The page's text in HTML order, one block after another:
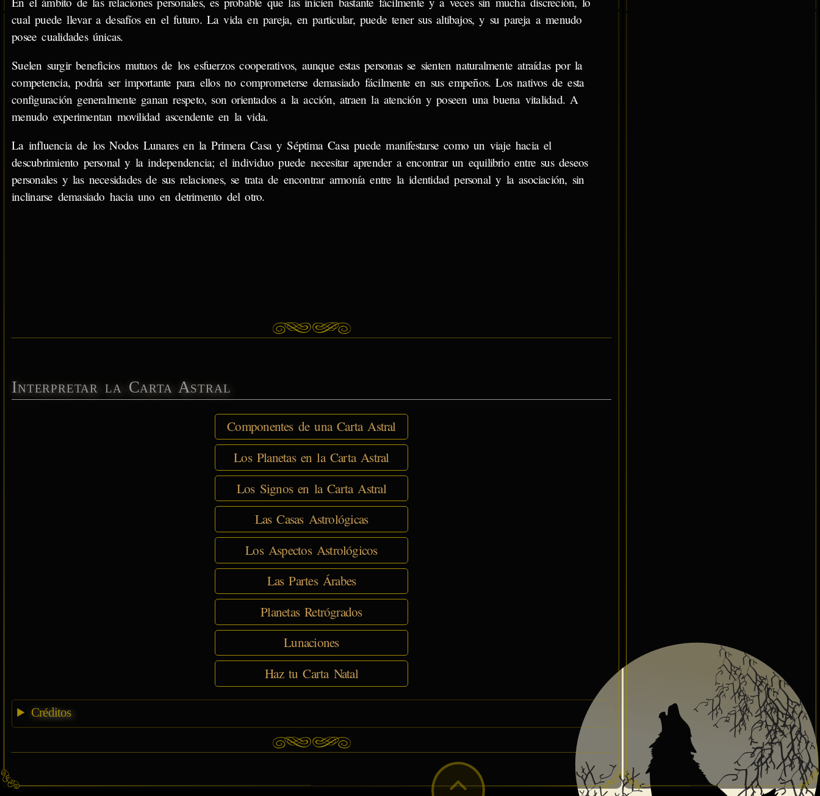
cual puede llevar a desafíos en el futuro. La vida en pareja, en particular, puede tener sus altibajos, y su pareja a menudo
posee cualidades únicas.
Suelen surgir beneficios mutuos de los esfuerzos cooperativos, aunque estas personas se sienten naturalmente atraídas por la
competencia, podría ser importante para ellos no comprometerse demasiado fácilmente en sus empeños. Los nativos de esta
configuración generalmente ganan respeto, son orientados a la acción, atraen la atención y poseen una buena vitalidad. A
menudo experimentan movilidad ascendente en la vida.
La influencia de los Nodos Lunares en la Primera Casa y Séptima Casa puede manifestarse como un viaje hacia el
descubrimiento personal y la independencia; el individuo puede necesitar aprender a encontrar un equilibrio entre sus deseos
personales y las necesidades de sus relaciones, se trata de encontrar armonía entre la identidad personal y la asociación, sin
inclinarse demasiado hacia uno en detrimento del otro.
Interpretar la Carta Astral
Componentes de una Carta Astral
Los Planetas en la Carta Astral
Los Signos en la Carta Astral
Las Casas Astrológicas
Los Aspectos Astrológicos
Las Partes Árabes
Planetas Retrógrados
Lunaciones
Haz tu Carta Natal
Créditos